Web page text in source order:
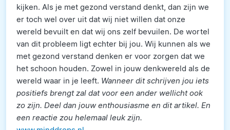
kijken. Als je met gezond verstand denkt, dan zijn we
er toch wel over uit dat wij niet willen dat onze
wereld bevuilt en dat wij ons zelf bevuilen. De wortel
van dit probleem ligt echter bij jou. Wij kunnen als we
met gezond verstand denken er voor zorgen dat we
het schoon houden. Zowel in jouw denkwereld als de
wereld waar in je leeft. Wanneer dit schrijven jou iets
positiefs brengt zal dat voor een ander wellicht ook
zo zijn. Deel dan jouw enthousiasme en dit artikel. En
een reactie zou helemaal leuk zijn.